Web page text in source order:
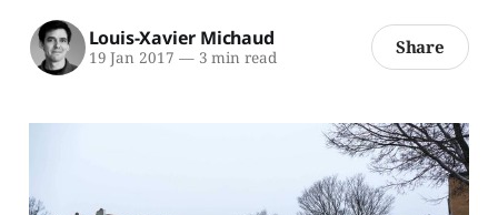
Louis-Xavier Michaud
19 Jan 2017 —3 min read Share